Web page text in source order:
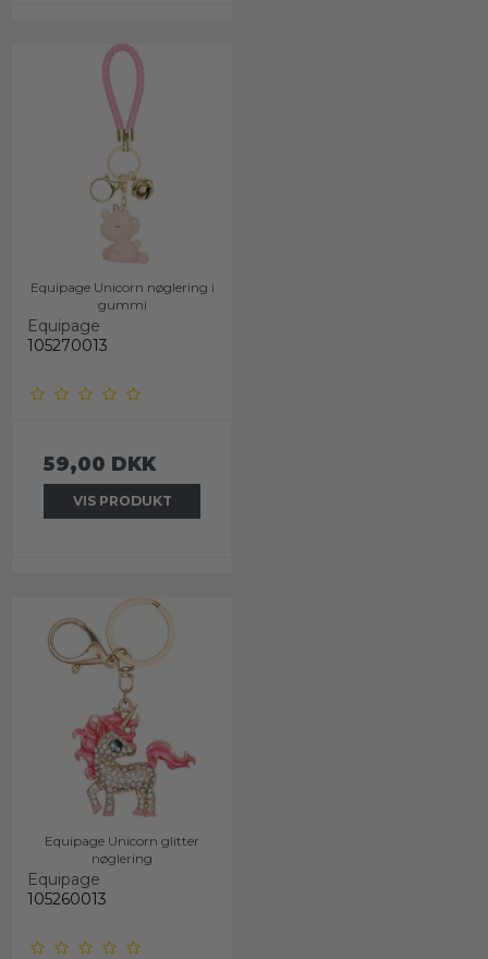
Equipage Unicorn nøglering i
gummi
Equipage
105270013
59,00 DKK
VIS PRODUKT
Equipage Unicorn glitter
nøglering
Equipage
105260013